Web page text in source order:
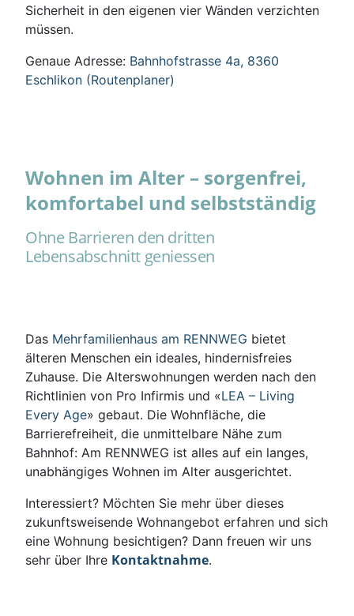
Sicherheit in den eigenen vier Wänden verzichten
müssen.
Genaue Adresse: Bahnhofstrasse 4a, 8360
Eschlikon (Routenplaner)
Wohnen im Alter – sorgenfrei,
komfortabel und selbstständig
Ohne Barrieren den dritten
Lebensabschnitt geniessen
Das Mehrfamilienhaus am RENNWEG bietet
älteren Menschen ein ideales, hindernisfreies
Zuhause. Die Alterswohnungen werden nach den
Richtlinien von Pro Infirmis und «LEA – Living
Every Age» gebaut. Die Wohnfläche, die
Barrierefreiheit, die unmittelbare Nähe zum
Bahnhof: Am RENNWEG ist alles auf ein langes,
unabhängiges Wohnen im Alter ausgerichtet.
Interessiert? Möchten Sie mehr über dieses
zukunftsweisende Wohnangebot erfahren und sich
eine Wohnung besichtigen? Dann freuen wir uns
sehr über Ihre Kontaktnahme.